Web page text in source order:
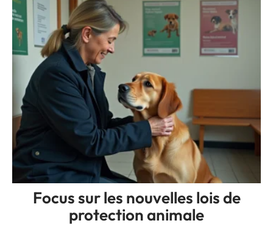
Focus sur les nouvelles lois de
protection animale